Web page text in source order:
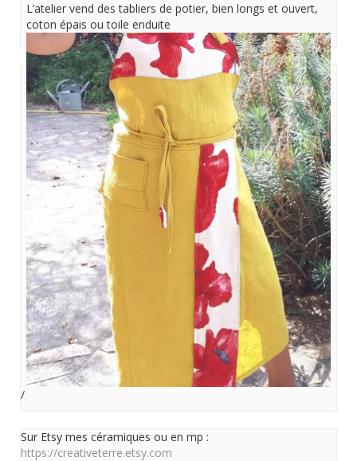
L’atelier vend des tabliers de potier, bien longs et ouvert,
coton épais ou toile enduite
/
Sur Etsy mes céramiques ou en mp :
https://creativeterre.etsy.com